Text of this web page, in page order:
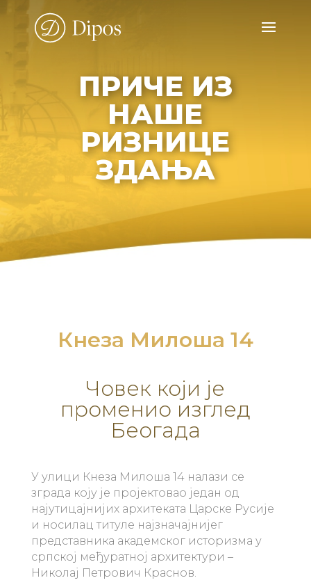
ПРИЧЕ ИЗ
НАШЕ
РИЗНИЦЕ
ЗДАЊА
Кнеза Милоша 14
Човек који је
променио изглед
Беогада
У улици Кнеза Милоша 14 налази се
зграда коју је пројектовао један од
најутицајнијих архитеката Царске Русије
и носилац титуле најзначајнијег
представника академског историзма у
српској међуратној архитектури –
Николај Петрович Краснов.